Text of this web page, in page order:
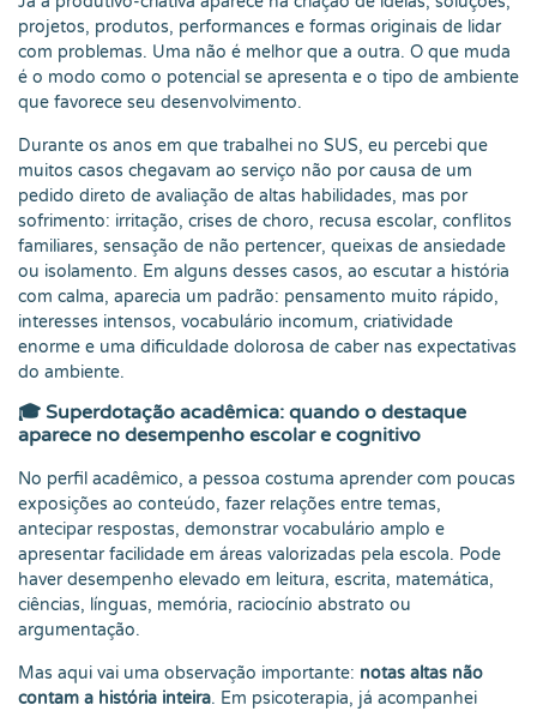
projetos, produtos, performances e formas originais de lidar
com problemas. Uma não é melhor que a outra. O que muda
é o modo como o potencial se apresenta e o tipo de ambiente
que favorece seu desenvolvimento.
Durante os anos em que trabalhei no SUS, eu percebi que
muitos casos chegavam ao serviço não por causa de um
pedido direto de avaliação de altas habilidades, mas por
sofrimento: irritação, crises de choro, recusa escolar, conflitos
familiares, sensação de não pertencer, queixas de ansiedade
ou isolamento. Em alguns desses casos, ao escutar a história
com calma, aparecia um padrão: pensamento muito rápido,
interesses intensos, vocabulário incomum, criatividade
enorme e uma dificuldade dolorosa de caber nas expectativas
do ambiente.
🎓 Superdotação acadêmica: quando o destaque
aparece no desempenho escolar e cognitivo
No perfil acadêmico, a pessoa costuma aprender com poucas
exposições ao conteúdo, fazer relações entre temas,
antecipar respostas, demonstrar vocabulário amplo e
apresentar facilidade em áreas valorizadas pela escola. Pode
haver desempenho elevado em leitura, escrita, matemática,
ciências, línguas, memória, raciocínio abstrato ou
argumentação.
Mas aqui vai uma observação importante: notas altas não
contam a história inteira. Em psicoterapia, já acompanhei